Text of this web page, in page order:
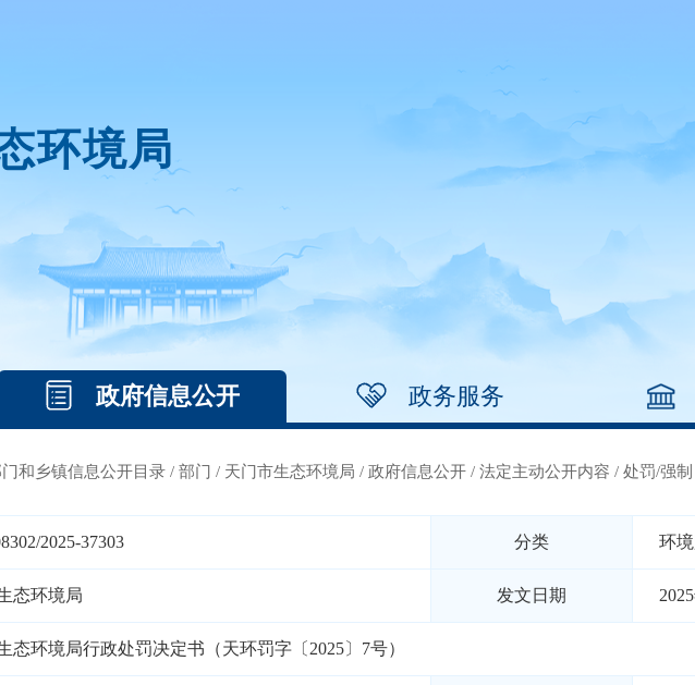
环境局
政府信息公开 政务服务
和乡镇信息公开目录 / 部门 / 天门市生态环境局 / 政府信息公开 / 法定主动公开内容 / 处罚/强制
2025-37303 分类 环
态环境局 发文日期
态环境局行政处罚决定书（天环罚字〔2025〕7号）